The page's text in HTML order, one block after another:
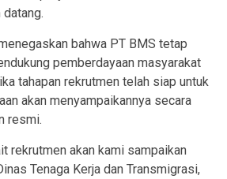
bahwa PT BMS tetap
pemberdayaan masyarakat
tahapan rekrutmen telah siap untuk
akan menyampaikannya secara
resmi.
rekrutmen akan kami sampaikan
Tenaga Kerja dan Transmigrasi,